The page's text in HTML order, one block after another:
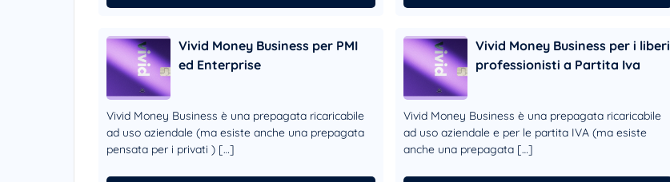
Vivid Money Business per PMI
ed Enterprise
Vivid Money Business è una prepagata ricaricabile
ad uso aziendale (ma esiste anche una prepagata
pensata per i privati ) […]
Vivid Money Business per i liberi
professionisti a Partita Iva
Vivid Money Business è una prepagata ricaricabile
ad uso aziendale e per le partita IVA (ma esiste
anche una prepagata […]